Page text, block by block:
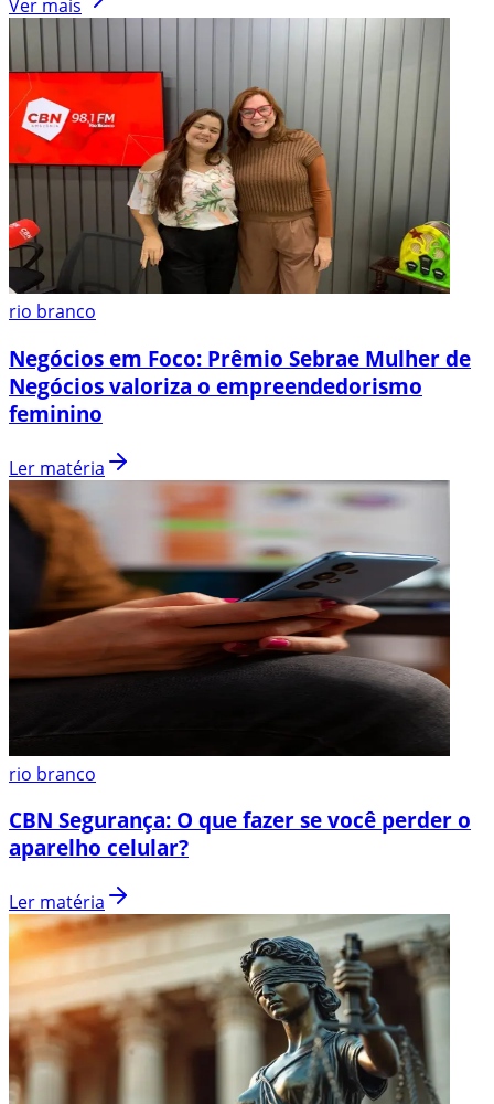
Ver mais
rio branco
Negócios em Foco: Prêmio Sebrae Mulher de
Negócios valoriza o empreendedorismo
feminino
Ler matéria
rio branco
CBN Segurança: O que fazer se você perder o
aparelho celular?
Ler matéria